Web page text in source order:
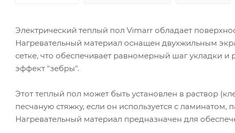
Электрический теплый пол Vimarr обладает
Нагревательный материал оснащен двухжильным
сетке, что обеспечивает равномерный шаг укладки
эффект "зебры".
Этот теплый пол может быть установлен в раствор
песчаную стяжку, если он используется с
Нагревательный материал предназначен для